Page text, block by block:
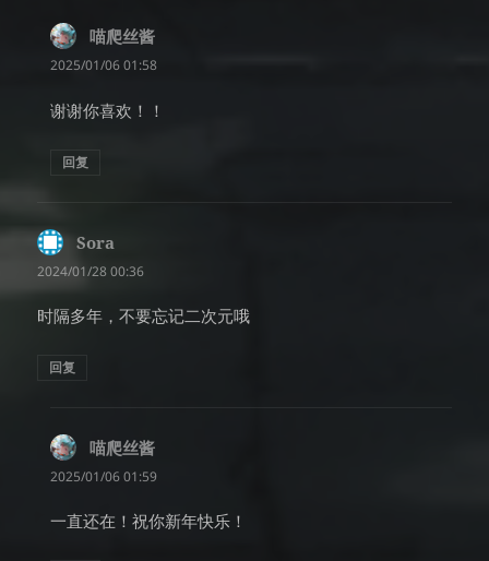
喵爬丝酱
道：
2025/01/06 01:58
谢谢你喜欢！！
回复
Sora
道：
2024/01/28 00:36
时隔多年，不要忘记二次元哦
回复
喵爬丝酱
道：
2025/01/06 01:59
一直还在！祝你新年快乐！